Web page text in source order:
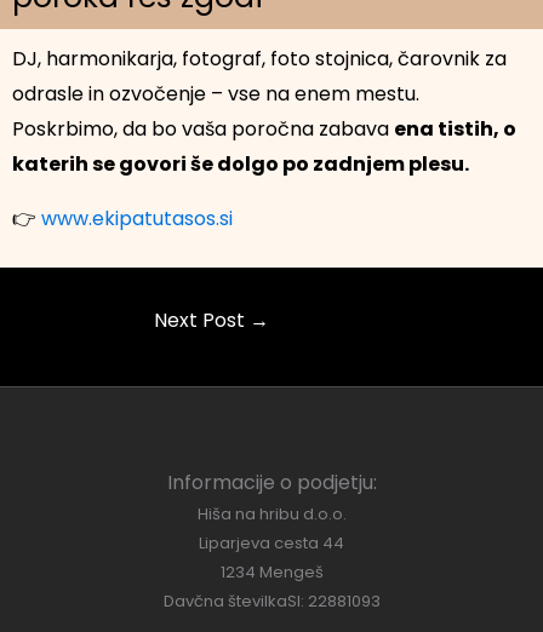
DJ, harmonikarja, fotograf, foto stojnica, čarovnik za
odrasle in ozvočenje – vse na enem mestu.
Poskrbimo, da bo vaša poročna zabava ena tistih, o
katerih se govori še dolgo po zadnjem plesu.
👉 www.ekipatutasos.si
Next Post →
Informacije o podjetju:
Hiša na hribu d.o.o.
Liparjeva cesta 44
1234 Mengeš
Davčna številkaSI: 22881093